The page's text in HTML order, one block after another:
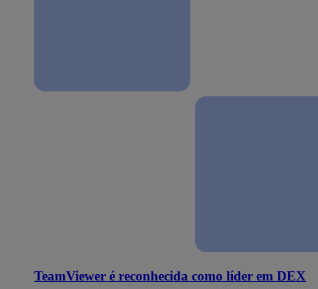
TeamViewer é reconhecida como líder em DEX